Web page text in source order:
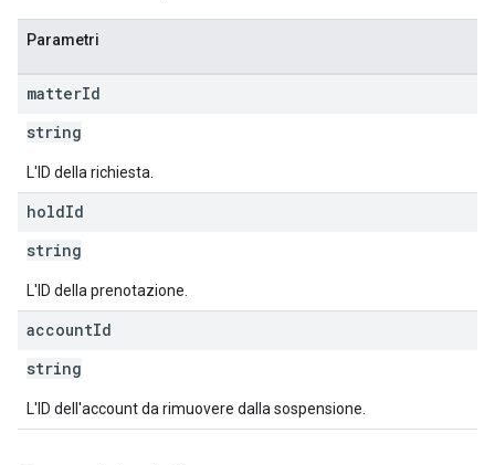
Parametri
matterId
string
L'ID della richiesta.
holdId
string
L'ID della prenotazione.
accountId
string
L'ID dell'account da rimuovere dalla sospensione.